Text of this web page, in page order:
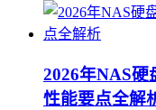
2026年NAS硬
性能要点全解